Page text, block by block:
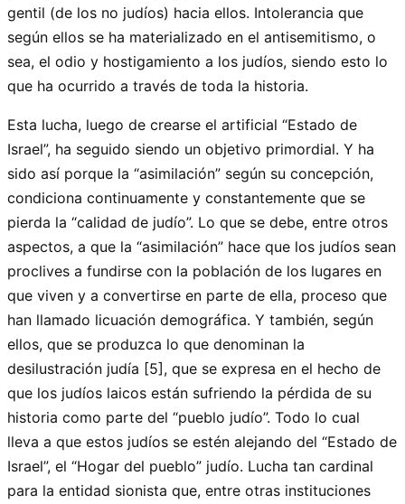
gentil (de los no judíos) hacia ellos. Intolerancia que
según ellos se ha materializado en el antisemitismo, o
sea, el odio y hostigamiento a los judíos, siendo esto lo
que ha ocurrido a través de toda la historia.
Esta lucha, luego de crearse el artificial “Estado de
Israel”, ha seguido siendo un objetivo primordial. Y ha
sido así porque la “asimilación” según su concepción,
condiciona continuamente y constantemente que se
pierda la “calidad de judío”. Lo que se debe, entre otros
aspectos, a que la “asimilación” hace que los judíos sean
proclives a fundirse con la población de los lugares en
que viven y a convertirse en parte de ella, proceso que
han llamado licuación demográfica. Y también, según
ellos, que se produzca lo que denominan la
desilustración judía [5], que se expresa en el hecho de
que los judíos laicos están sufriendo la pérdida de su
historia como parte del “pueblo judío”. Todo lo cual
lleva a que estos judíos se estén alejando del “Estado de
Israel”, el “Hogar del pueblo” judío. Lucha tan cardinal
para la entidad sionista que, entre otras instituciones